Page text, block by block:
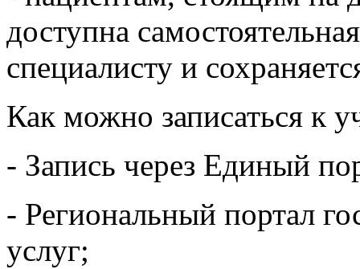
доступна
специалисту и
Как можно записаться к
- Запись через Единый
- Региональный портал
услуг;